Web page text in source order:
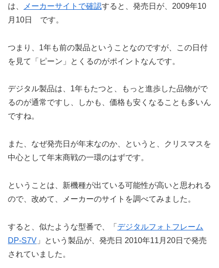
は、
メーカーサイトで確認すると、発売日が、2009年10
月10日 です。
つまり、1年も前の製品ということなのですが、この日付
を見て「ピーン」とくるのがポイントなんです。
デジタル製品は、1年もたつと、もっと進歩した品物がで
るのが通常ですし、しかも、価格も安くなることも多いん
ですね。
また、なぜ発売日が年末なのか、というと、クリスマスを
中心として年末商戦の一環のはずです。
ということは、新機種が出ている可能性が高いと思われる
ので、改めて、メーカーのサイトを調べてみました。
すると、似たような型番で、「 デジタルフォトフレーム
DP-S7V 」という製品が、発売日 2010年11月20日で発売
されていました。